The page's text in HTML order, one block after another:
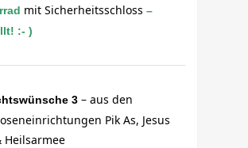
mit Sicherheitsschloss–
:- )
3– aus den
Pik As, Jesus
Heilsarmee